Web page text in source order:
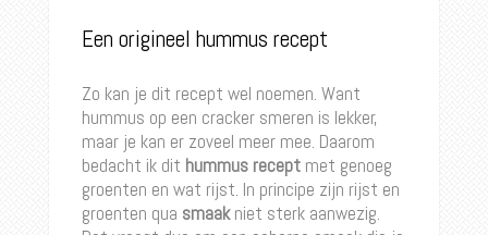
Een origineel hummus recept
Zo kan je dit recept wel noemen. Want
hummus op een cracker smeren is lekker,
maar je kan er zoveel meer mee. Daarom
bedacht ik dit hummus receptmet genoeg
groenten en wat rijst. In principe zijn rijst en
groenten qua smaakniet sterk aanwezig.